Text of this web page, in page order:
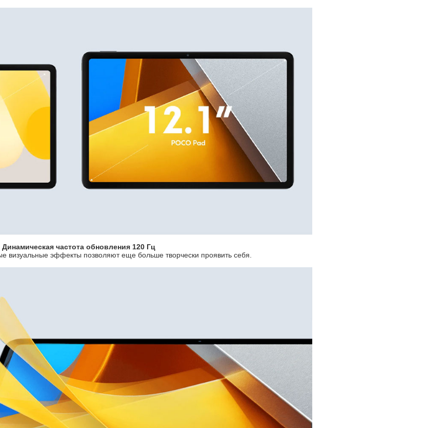
Динамическая частота обновления 120 Гц
визуальные эффекты позволяют еще больше творчески проявить себя.